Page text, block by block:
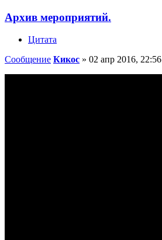
Архив мероприятий.
Цитата
Сообщение Кикос » 02 апр 2016, 22:56